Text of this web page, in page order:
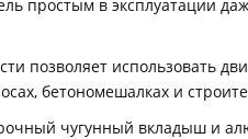
простым в эксплуатации
позволяет использовать
бетономешалках и
чугунный вкладыш и